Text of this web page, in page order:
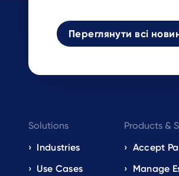
Переглянути всі
Footer
navigation
Solutions
Industries
Use Cases
Products &
Accept
Manage